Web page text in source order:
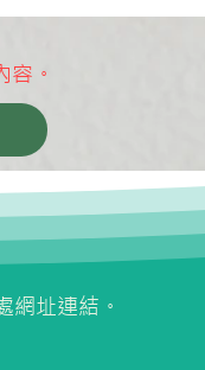
醫療氣體：
及健保
。
網址連結。